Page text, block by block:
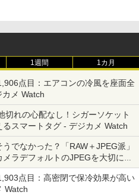
1週間 1カ月
点目：エアコンの冷風を座面全
メ Watch
切れの心配なし！シガーソケット
スマートタグ - デジカメ Watch
でなかった？「RAW＋JPEG派」
ラデフォルトのJPEGを大切にす
点目：高密閉で保冷効果が高い
Watch